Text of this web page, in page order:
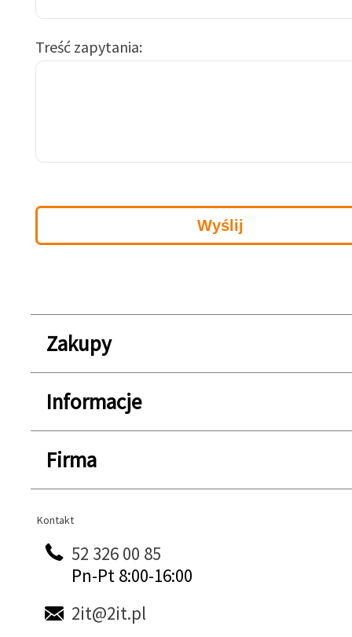
Treść zapytania
Zakupy
Informacje
Firma
Kontakt
Kontakt
52 326 00 85
Pn-Pt 8:00-16:00
2it@2it.pl